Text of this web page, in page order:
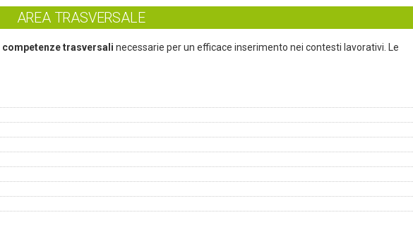
AREA TRASVERSALE
competenze trasversali necessarie per un efficace inserimento nei contesti lavorativi. Le